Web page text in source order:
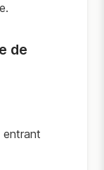
de
entrant